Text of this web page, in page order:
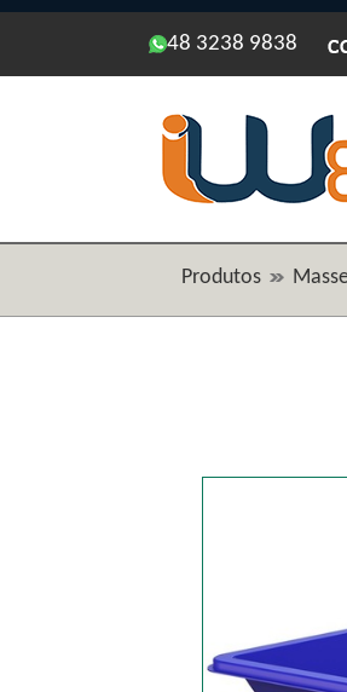
48 3238 9838
Produtos